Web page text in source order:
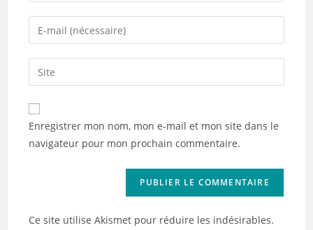
name
comment
Enter
your
email
address
comment
Saisir
l’URL
de
votre
(facultatif)
Enregistrer mon nom, mon e-mail et mon site dans le
navigateur pour mon prochain commentaire.
Ce site utilise Akismet pour réduire les indésirables.